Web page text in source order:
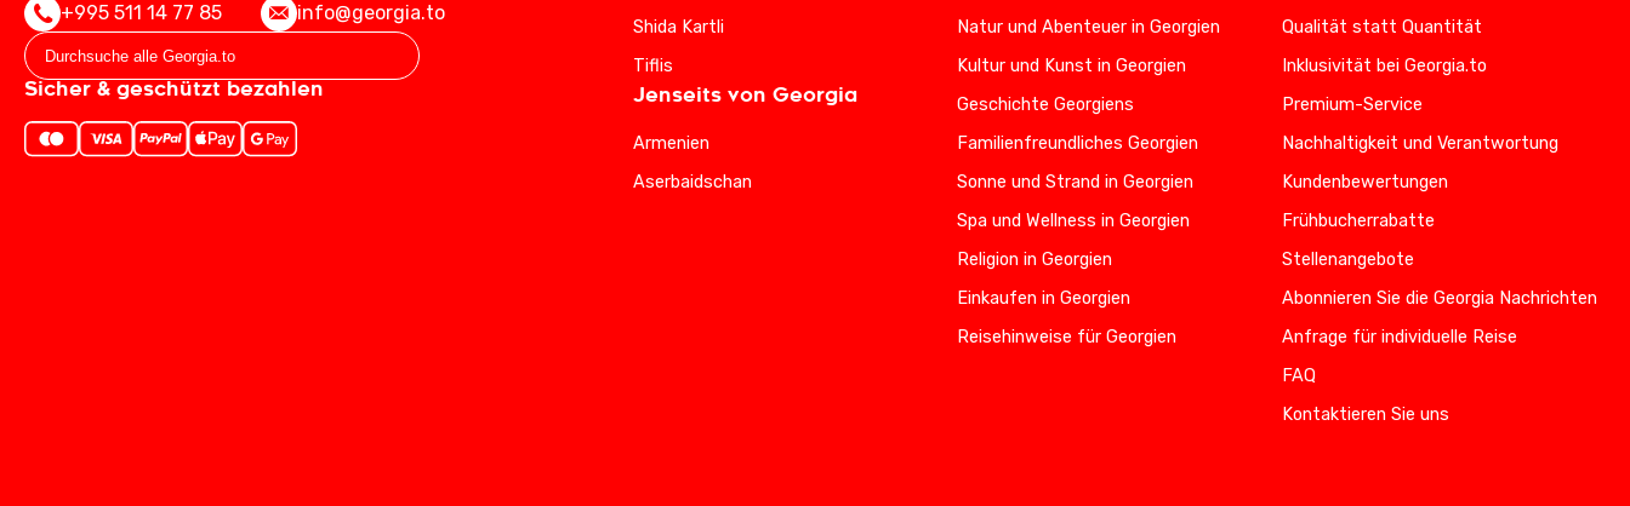
+995 511 14 77 85 info@georgia.to
Sicher & geschützt bezahlen
Shida Kartli
Tiflis
Jenseits von Georgia
Armenien
Aserbaidschan
Natur und Abenteuer in Georgien
Kultur und Kunst in Georgien
Geschichte Georgiens
Familienfreundliches Georgien
Sonne und Strand in Georgien
Spa und Wellness in Georgien
Religion in Georgien
Einkaufen in Georgien
Reisehinweise für Georgien
Qualität statt Quantität
Inklusivität bei Georgia.to
Premium-Service
Nachhaltigkeit und Verantwortung
Kundenbewertungen
Frühbucherrabatte
Stellenangebote
Abonnieren Sie die Georgia Nachrichten
Anfrage für individuelle Reise
FAQ
Kontaktieren Sie uns